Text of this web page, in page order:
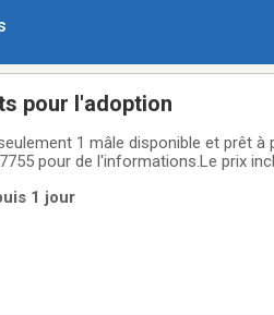
pour l'adoption
1 mâle disponible et prêt
pour de l'informations.Le prix
un environnement
1 jour